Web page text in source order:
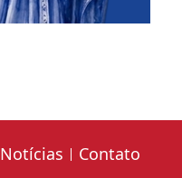
Notícias Contato